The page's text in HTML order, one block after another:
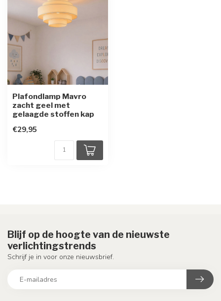
Plafondlamp Mavro
zacht geel met
gelaagde stoffen kap
€29,95
Blijf op de hoogte van de nieuwste
verlichtingstrends
Schrijf je in voor onze nieuwsbrief.